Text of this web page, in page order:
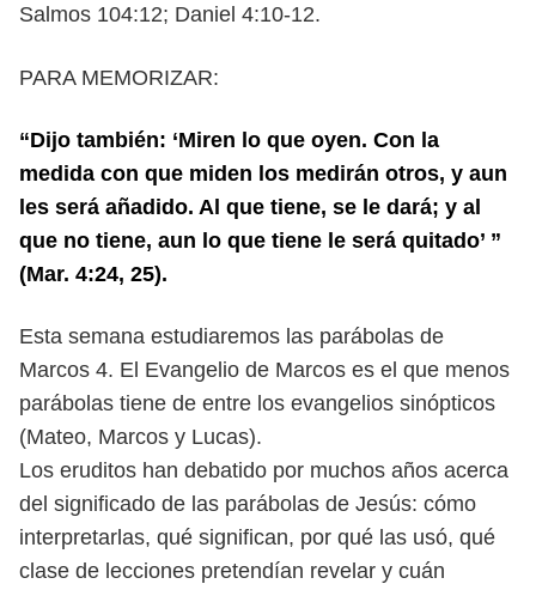
Salmos 104:12; Daniel 4:10-12.
PARA MEMORIZAR:
“Dijo también: ‘Miren lo que oyen. Con la
medida con que miden los medirán otros, y aun
les será añadido. Al que tiene, se le dará; y al
que no tiene, aun lo que tiene le será quitado’ ”
(Mar. 4:24, 25).
Esta semana estudiaremos las parábolas de
Marcos 4. El Evangelio de Marcos es el que menos
parábolas tiene de entre los evangelios sinópticos
(Mateo, Marcos y Lucas).
Los eruditos han debatido por muchos años acerca
del significado de las parábolas de Jesús: cómo
interpretarlas, qué significan, por qué las usó, qué
clase de lecciones pretendían revelar y cuán